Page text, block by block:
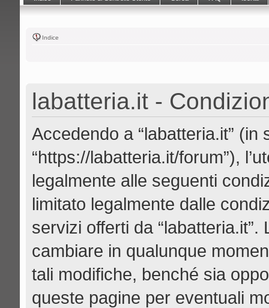
Indice
labatteria.it -
Accedendo a “labatteria.it” (in
“https://labatteria.it/forum”),
legalmente alle seguenti
limitato legalmente dalle
servizi offerti da
cambiare in qualunque
tali modifiche, benché sia
queste pagine per eventuali